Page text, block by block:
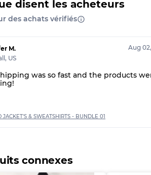
disent les acheteurs
des achats vérifiés
M.
, US
Aug
was so fast and the products
JACKET'S & SWEATSHIRTS - BUNDLE 01
connexes